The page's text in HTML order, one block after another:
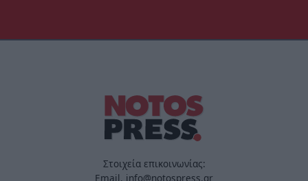
Στοιχεία επικοινωνίας:
Email. info@notospress.gr